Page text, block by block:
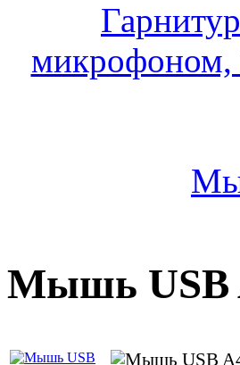
микрофоном,
Мышь USB